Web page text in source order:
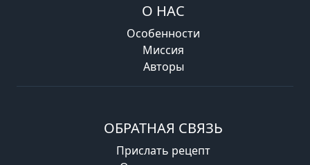
О НАС
Особенности
Миссия
Авторы
ОБРАТНАЯ СВЯЗЬ
Прислать рецепт